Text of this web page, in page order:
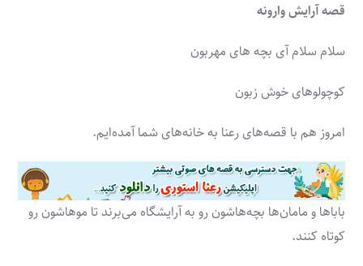
قصه آرایش وارونه
سلام سلام آی بچه های مهربون
کوچولوهای خوش زبون
امروز هم با قصه‌های رعنا به خانه‌های شما آمده‌ایم.
باباها و مامان­‌ها بچه‌­هاشون رو به آرایشگاه می‌­برند تا موهاشون رو
کوتاه کنند.